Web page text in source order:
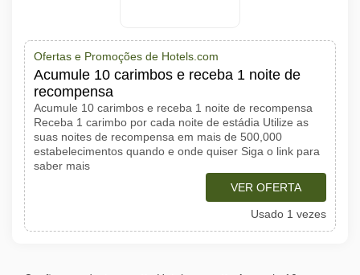
Ofertas e Promoções de Hotels.com
Acumule 10 carimbos e receba 1 noite de
recompensa
Acumule 10 carimbos e receba 1 noite de recompensa
Receba 1 carimbo por cada noite de estádia Utilize as
suas noites de recompensa em mais de 500,000
estabelecimentos quando e onde quiser Siga o link para
saber mais
VER OFERTA
Usado 1 vezes